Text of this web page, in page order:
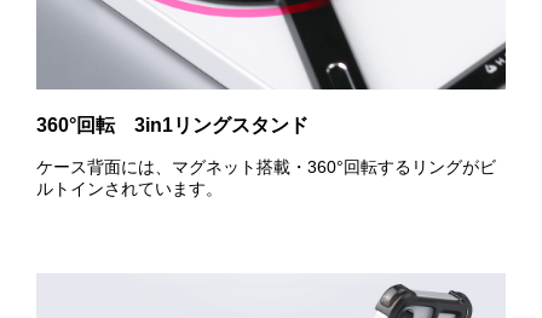
360°回転 3in1リングスタンド
ケース背面には、マグネット搭載・360°回転するリングがビ
ルトインされています。